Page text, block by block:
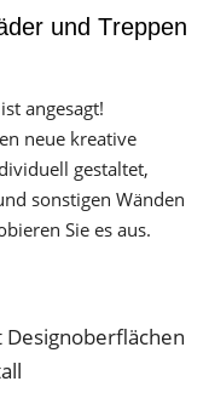
und Treppen
angesagt!
neue kreative
gestaltet,
sonstigen Wänden
Sie es aus.